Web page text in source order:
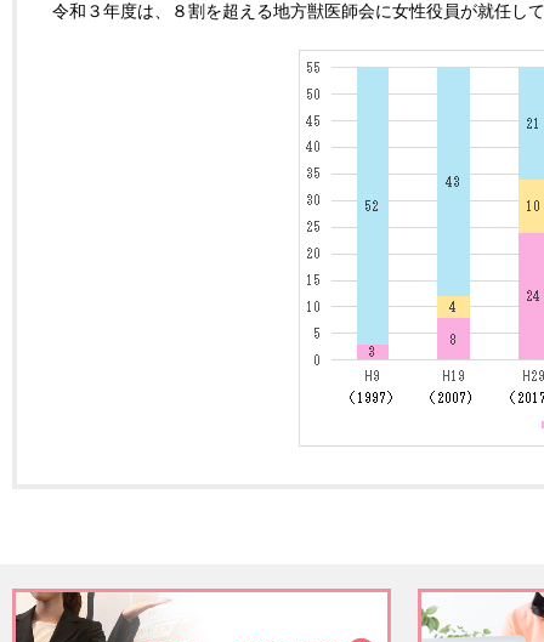
令和３年度は、８割を超える地方獣医師会に女性役員が就任し